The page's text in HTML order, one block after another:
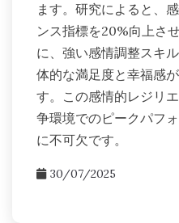
ます。研究によると、
ンス指標を20%向上さ
に、強い感情調整スキ
体的な満足度と幸福感
す。この感情的レジリ
争環境でのピークパフ
に不可欠です。
30/07/2025